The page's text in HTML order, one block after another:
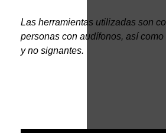
Las herramientas utilizadas son
personas con audífonos, así
y no signantes.